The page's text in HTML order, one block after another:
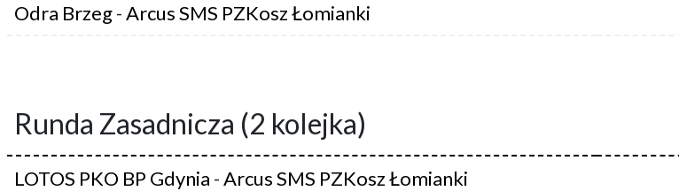
Odra Brzeg-Arcus SMS PZKosz Łomianki
Runda Zasadnicza (2 kolejka)
LOTOS PKO BP Gdynia -Arcus SMS PZKosz Łomianki